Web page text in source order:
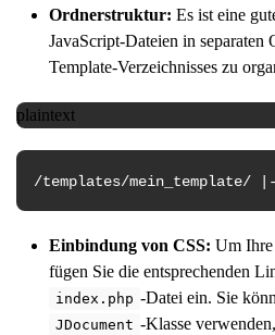
Ordnerstruktur: Es ist eine
JavaScript-Dateien in separaten
Template-Verzeichnisses zu
plaintext
/templates/
Einbindung von CSS: Um Ihre
fügen Sie die entsprechenden
index.php -Datei ein. Sie
JDocument -Klasse